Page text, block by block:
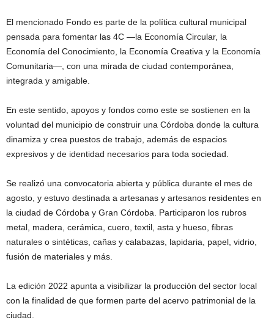
El mencionado Fondo es parte de la política cultural municipal
pensada para fomentar las 4C —la Economía Circular, la
Economía del Conocimiento, la Economía Creativa y la Economía
Comunitaria—, con una mirada de ciudad contemporánea,
integrada y amigable.
En este sentido, apoyos y fondos como este se sostienen en la
voluntad del municipio de construir una Córdoba donde la cultura
dinamiza y crea puestos de trabajo, además de espacios
expresivos y de identidad necesarios para toda sociedad.
Se realizó una convocatoria abierta y pública durante el mes de
agosto, y estuvo destinada a artesanas y artesanos residentes en
la ciudad de Córdoba y Gran Córdoba. Participaron los rubros
metal, madera, cerámica, cuero, textil, asta y hueso, fibras
naturales o sintéticas, cañas y calabazas, lapidaria, papel, vidrio,
fusión de materiales y más.
La edición 2022 apunta a visibilizar la producción del sector local
con la finalidad de que formen parte del acervo patrimonial de la
ciudad.